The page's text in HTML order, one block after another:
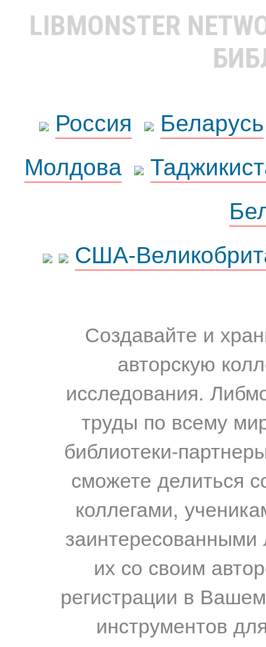
LIBMONSTER
Россия
Беларусь
Молдова
США-
Создавайте и
авторскую
исследования.
труды по всему
библиотеки-
сможете делиться
коллегами,
их со своим
регистрации в
инструментов